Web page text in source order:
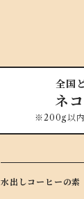
全国
ネ
※200g以内
水出しコーヒーの素